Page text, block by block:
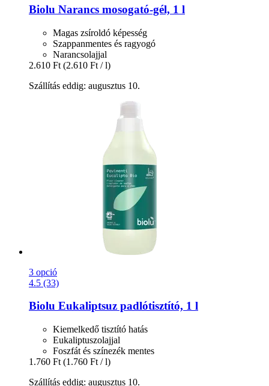
Biolu Narancs mosogató-​gél, 1 l
Magas zsíroldó képesség
Szappanmentes és ragyogó
Narancsolajjal
2.610 Ft (2.610 Ft / l)
Szállítás eddig: augusztus 10.
3 opció
4.5 (33)
Biolu Eukaliptsuz padlótisztító, 1 l
Kiemelkedő tisztító hatás
Eukaliptuszolajjal
Foszfát és színezék mentes
1.760 Ft (1.760 Ft / l)
Szállítás eddig: augusztus 10.